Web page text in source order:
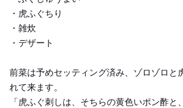
・虎ふぐちり
・雑炊
・デザート
前菜は予めセッティング済み、ゾロゾロと
れて来ます。
「虎ふぐ刺しは、そちらの黄色いポン酢と